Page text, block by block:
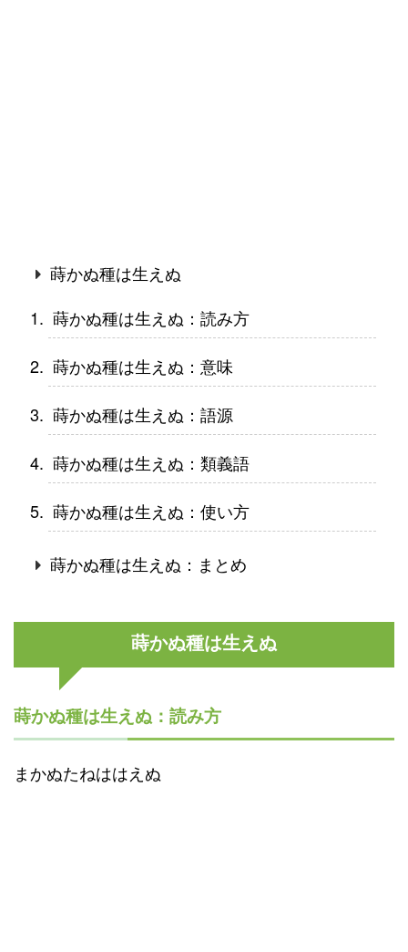
蒔かぬ種は生えぬ
蒔かぬ種は生えぬ：読み方
蒔かぬ種は生えぬ：意味
蒔かぬ種は生えぬ：語源
蒔かぬ種は生えぬ：類義語
蒔かぬ種は生えぬ：使い方
蒔かぬ種は生えぬ：まとめ
蒔かぬ種は生えぬ
蒔かぬ種は生えぬ：読み方
まかぬたねははえぬ